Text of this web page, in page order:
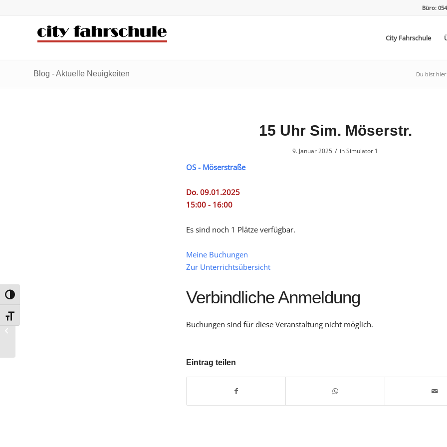
Umschalten auf hohe Kontraste
Schrift vergrößern
Büro:
City Fahrschule
Blog - Aktuelle Neuigkeiten Du bist
15 Uhr Sim. Möserstr.
9. Januar 2025 / inSimulator 1
OS - Möserstraße
Do. 09.01.2025
15:00 - 16:00
Es sind noch 1 Plätze verfügbar.
Meine Buchungen
Zur Unterrichtsübersicht
Verbindliche Anmeldung
Buchungen sind für diese Veranstaltung nicht möglich.
Eintrag teilen